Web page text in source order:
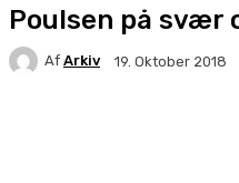
Poulsen på svær
Af Arkiv 19. Oktober 2018